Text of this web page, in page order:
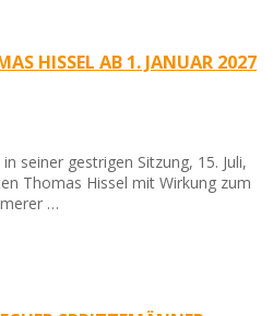
HISSEL AB 1. JANUAR 2027
seiner gestrigen Sitzung, 15. Juli,
Thomas Hissel mit Wirkung zum
…